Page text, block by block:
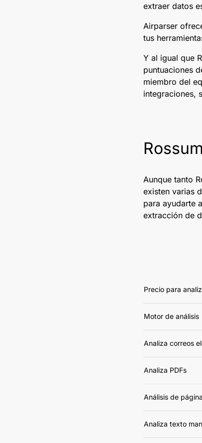
extraer datos
Airparser
tus
Y al igual que
puntuaciones
miembro del
integraciones,
Aunque tanto
existen varias
para ayudarte
extracción de
Precio para
Motor de análisis
Analiza correos
Analiza PDFs
Análisis de
Analiza texto